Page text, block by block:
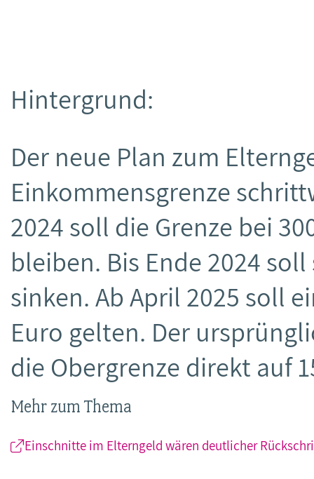
Hintergrund:
Der neue Plan zum
Einkommensgrenze
2024 soll die Grenze bei
bleiben. Bis Ende 2024
sinken. Ab April 2025 soll
Euro gelten. Der
die Obergrenze direkt auf
Mehr zum Thema
Einschnitte im Elterngeld wären deutlicher